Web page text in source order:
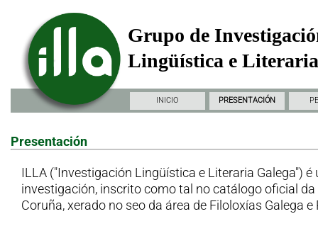
Grupo de
Lingüística e
INICIO PRESENTACIÓN
Presentación
ILLA ("Investigación Lingüística e Literaria Galega") é
investigación, inscrito como tal no catálogo oficial da
Coruña, xerado no seo da área de Filoloxías Galega e